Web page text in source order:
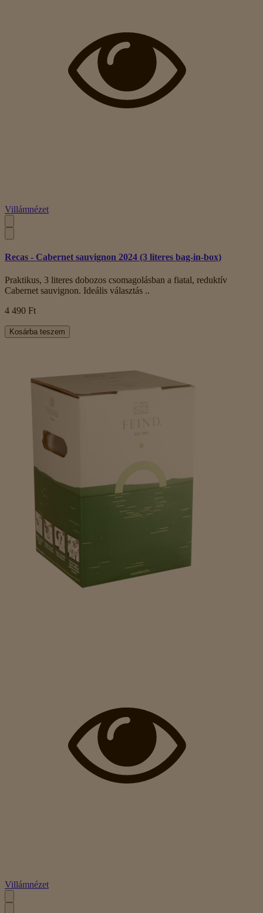
Villámnézet
Recas - Cabernet sauvignon 2024 (3 literes bag-in-box)
Praktikus, 3 literes dobozos csomagolásban a fiatal, reduktív
Cabernet sauvignon. Ideális választás ..
4 490 Ft
Kosárba teszem
Villámnézet